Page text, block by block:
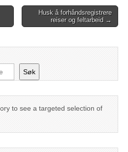
Husk å forhåndsregistrere
reiser og feltarbeid →
Søk
to see a targeted selection of